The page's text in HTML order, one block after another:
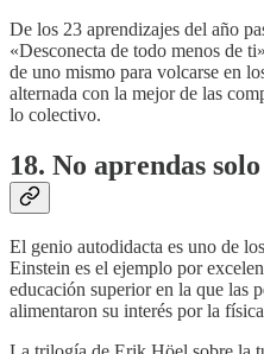
De los 23 aprendizajes del año
«Desconecta de todo menos de
de uno mismo para volcarse en
alternada con la mejor de las
lo colectivo.
18. No aprendas solo
El genio autodidacta es uno de
Einstein es el ejemplo por
educación superior en la que las
alimentaron su interés por la